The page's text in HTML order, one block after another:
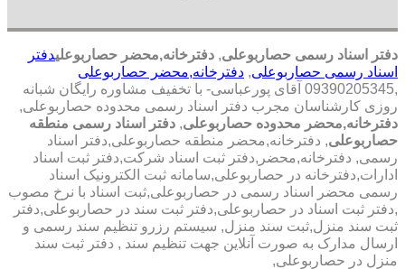
دفتر اسناد رسمی حصاربوعلی, دفترخانه,محضر حصاربوعلیدفتر
اسناد رسمی حصاربوعلی, دفترخانه,محضر حصاربوعلی
,09390205345 آقای پورعباسی- با تخفیف مشاوره رايگان شبانه
روزی کارشناسان مجرب دفتر اسناد رسمی محدوده حصاربوعلی,
دفترخانه,محضر محدوده حصاربوعلی, دفتر اسناد رسمی منطقه
حصاربوعلی, دفترخانه,محضر منطقه حصاربوعلی,دفتر اسناد
رسمی, دفترخانه,محضر,دفتر ثبت اسناد شرکت,دفتر ثبت اسناد
ادارات,دفترخانه در حصاربوعلی,سامانه ثبت الکترونیک اسناد
رسمی محضر اسناد رسمی در حصاربوعلی,ثبت اسناد با نرخ مصوب
,دفتر ثبت اسناد در حصاربوعلی,دفتر ثبت سند در حصاربوعلی,دفتر
ثبت سند منزل,ثبت سند منزل, سیستم رزرو تنظیم سند رسمی و
ارسال مدارک به صورت آنلاین جهت تنظیم سند , دفتر ثبت سند
منزل در حصاربوعلی,